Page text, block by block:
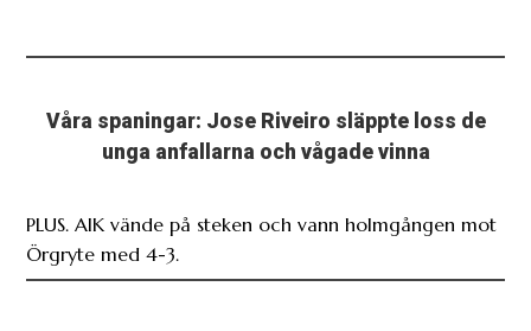
Våra spaningar: Jose Riveiro släppte loss de
unga anfallarna och vågade vinna
PLUS. AIK vände på steken och vann holmgången mot
Örgryte med 4-3.